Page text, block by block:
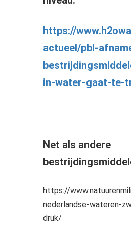
https://
actueel/pbl-
in-water-gaat-te-
Net als andere
https://
nederlandse-wateren-
druk/